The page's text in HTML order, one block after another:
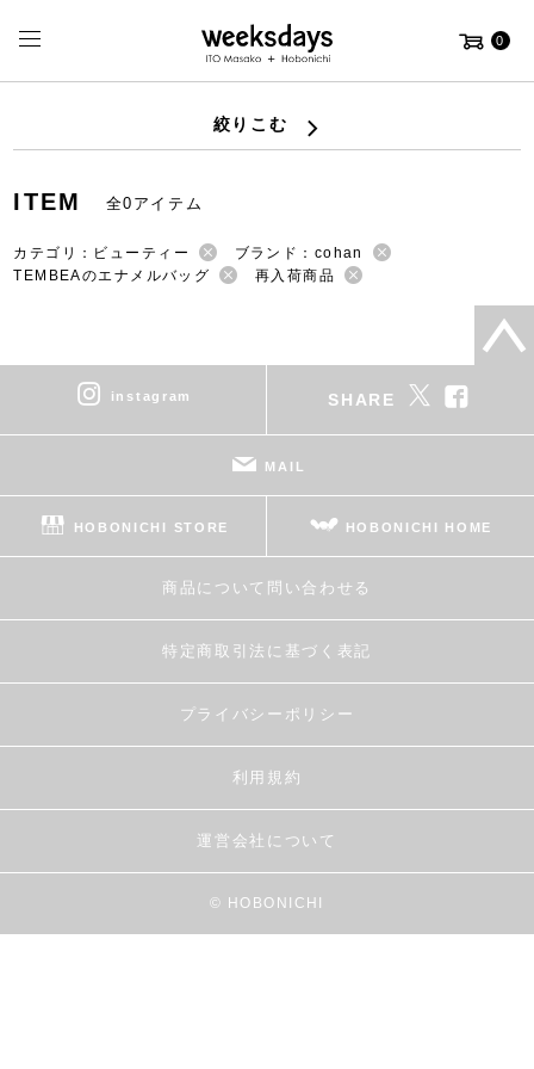
0
絞りこむ
ITEM 全0アイテム
カテゴリ：ビューティー
ブランド：cohan
TEMBEAのエナメルバッグ
再入荷商品
instagram SHARE
MAIL
HOBONICHI STORE HOBONICHI HOME
商品について問い合わせる
特定商取引法に基づく表記
プライバシーポリシー
利用規約
運営会社について
© HOBONICHI